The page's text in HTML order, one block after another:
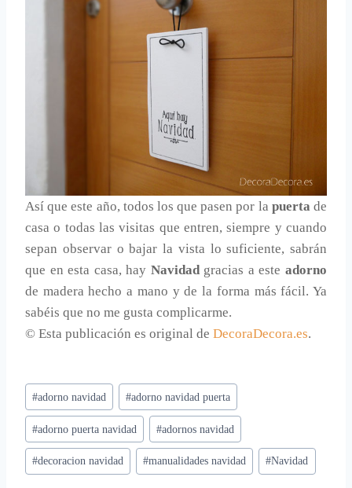
Así que este año, todos los que pasen por la puertade
casa o todas las visitas que entren, siempre y cuando
sepan observar o bajar la vista lo suficiente, sabrán
que en esta casa, hay Navidad gracias a esteadorno
de madera hecho a mano y de la forma más fácil. Ya
sabéis que no me gusta complicarme.
© Esta publicación es original de DecoraDecora.es.
Etiquetas
de
la
entrada:
#adorno navidad #adorno navidad puerta
#adorno puerta navidad #adornos navidad
#decoracion navidad #manualidades navidad #Navidad